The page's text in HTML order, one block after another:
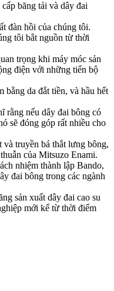
băng tải và dây đai
đàn hồi của chúng tôi.
tôi bắt nguồn từ thời
trọng khi máy móc sản
điện với những tiến bộ
da đắt tiền, và hầu hết
rằng nếu dây đai bông có
sẽ đóng góp rất nhiều cho
và truyền bá thắt lưng bông,
của Mitsuzo Enami.
nhiệm thành lập Bando,
đai bông trong các ngành
sản xuất dây đai cao su
mới kể từ thời điểm